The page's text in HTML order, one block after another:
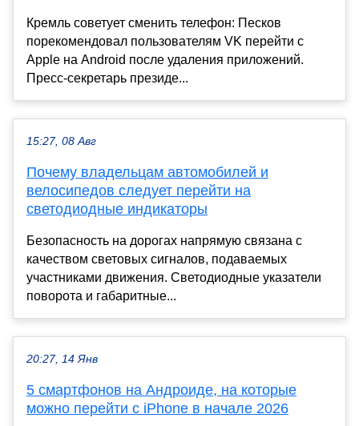
Кремль советует сменить телефон: Песков
порекомендовал пользователям VK перейти с
Apple на Android после удаления приложений.
Пресс-секретарь президе...
15:27, 08 Авг
Почему владельцам автомобилей и
велосипедов следует перейти на
светодиодные индикаторы
Безопасность на дорогах напрямую связана с
качеством световых сигналов, подаваемых
участниками движения. Светодиодные указатели
поворота и габаритные...
20:27, 14 Янв
5 смартфонов на Андроиде, на которые
можно перейти с iPhone в начале 2026